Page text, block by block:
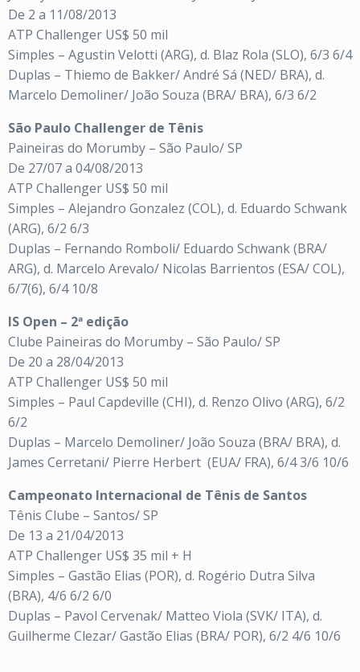
De 2 a 11/08/2013
ATP Challenger US$ 50 mil
Simples – Agustin Velotti (ARG), d. Blaz Rola (SLO), 6/3 6/4
Duplas – Thiemo de Bakker/ André Sá (NED/ BRA), d.
Marcelo Demoliner/ João Souza (BRA/ BRA), 6/3 6/2
São Paulo Challenger de Tênis
Paineiras do Morumby – São Paulo/ SP
De 27/07 a 04/08/2013
ATP Challenger US$ 50 mil
Simples – Alejandro Gonzalez (COL), d. Eduardo Schwank
(ARG), 6/2 6/3
Duplas – Fernando Romboli/ Eduardo Schwank (BRA/
ARG), d. Marcelo Arevalo/ Nicolas Barrientos (ESA/ COL),
6/7(6), 6/4 10/8
IS Open – 2ª edição
Clube Paineiras do Morumby – São Paulo/ SP
De 20 a 28/04/2013
ATP Challenger US$ 50 mil
Simples – Paul Capdeville (CHI), d. Renzo Olivo (ARG), 6/2
6/2
Duplas – Marcelo Demoliner/ João Souza (BRA/ BRA), d.
James Cerretani/ Pierre Herbert (EUA/ FRA), 6/4 3/6 10/6
Campeonato Internacional de Tênis de Santos
Tênis Clube – Santos/ SP
De 13 a 21/04/2013
ATP Challenger US$ 35 mil + H
Simples – Gastão Elias (POR), d. Rogério Dutra Silva
(BRA), 4/6 6/2 6/0
Duplas – Pavol Cervenak/ Matteo Viola (SVK/ ITA), d.
Guilherme Clezar/ Gastão Elias (BRA/ POR), 6/2 4/6 10/6